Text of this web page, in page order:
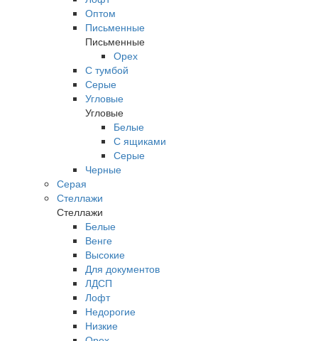
Оптом
Письменные
Письменные
Орех
С тумбой
Серые
Угловые
Угловые
Белые
С ящиками
Серые
Черные
Серая
Стеллажи
Стеллажи
Белые
Венге
Высокие
Для документов
ЛДСП
Лофт
Недорогие
Низкие